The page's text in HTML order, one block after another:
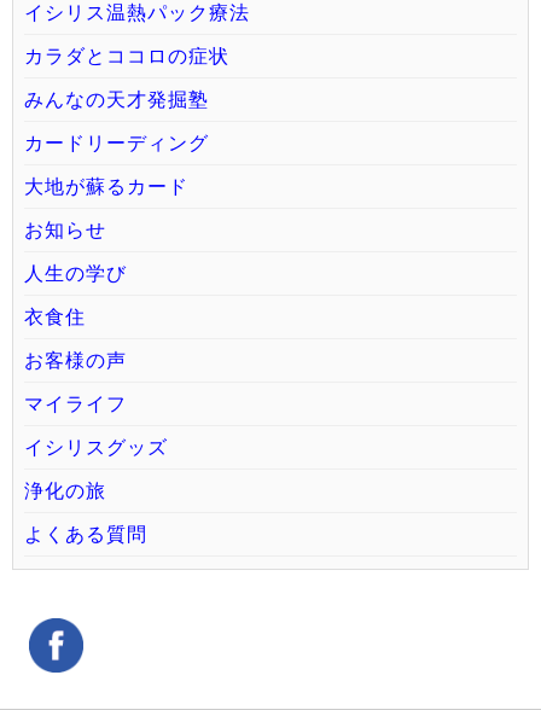
イシリス温熱パック療法
カラダとココロの症状
みんなの天才発掘塾
カードリーディング
大地が蘇るカード
お知らせ
人生の学び
衣食住
お客様の声
マイライフ
イシリスグッズ
浄化の旅
よくある質問